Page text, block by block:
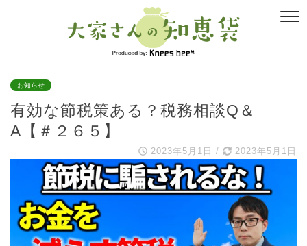
お知らせ
有効な節税策ある？税務相談Q＆
A【＃２６５】
2023年5月1日 / 2023年5月1日